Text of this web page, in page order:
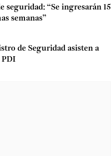
“Se ingresarán 15
semanas”
de Seguridad asisten a
PDI